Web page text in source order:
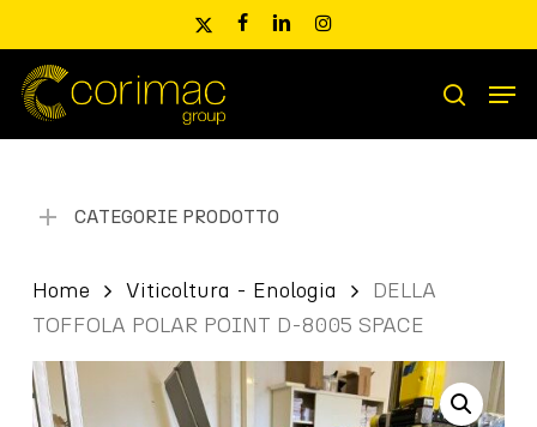
main
content
x-
facebooklinkedininstagram
Ricerca
prodotti
search
CATEGORIE PRODOTTO
Home Viticoltura - Enologia
DELLA
TOFFOLA POLAR POINT D-8005 SPACE